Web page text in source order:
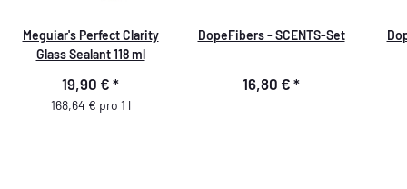
Meguiar's Perfect Clarity
Glass Sealant 118 ml
19,90 € *
168,64 € pro 1 l
DopeFibers - SCENTS-Set
16,80 € *